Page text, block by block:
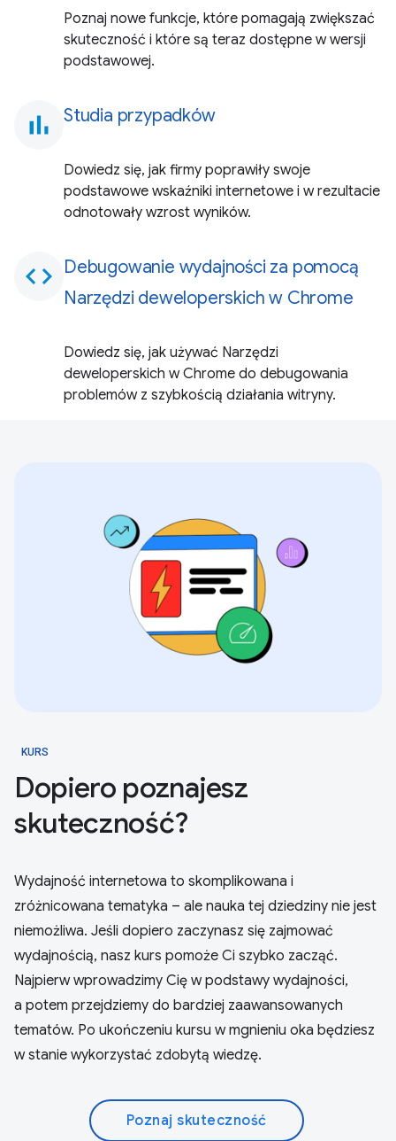
Poznaj nowe funkcje, które pomagają zwiększać
skuteczność i które są teraz dostępne w wersji
podstawowej.
bar_chart Studia przypadków
Dowiedz się, jak firmy poprawiły swoje
podstawowe wskaźniki internetowe i w rezultacie
odnotowały wzrost wyników.
code Debugowanie wydajności za pomocą
Narzędzi deweloperskich w Chrome
Dowiedz się, jak używać Narzędzi
deweloperskich w Chrome do debugowania
problemów z szybkością działania witryny.
KURS
Dopiero poznajesz
skuteczność?
Wydajność internetowa to skomplikowana i
zróżnicowana tematyka – ale nauka tej dziedziny nie jest
niemożliwa. Jeśli dopiero zaczynasz się zajmować
wydajnością, nasz kurs pomoże Ci szybko zacząć.
Najpierw wprowadzimy Cię w podstawy wydajności,
a potem przejdziemy do bardziej zaawansowanych
tematów. Po ukończeniu kursu w mgnieniu oka będziesz
w stanie wykorzystać zdobytą wiedzę.
Poznaj skuteczność